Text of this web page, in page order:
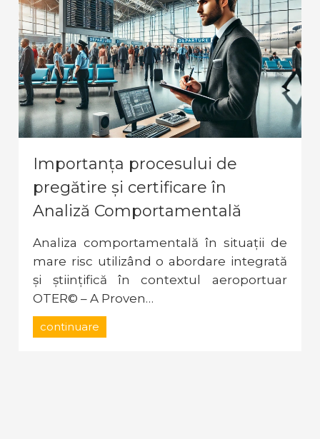
Importanța procesului de
pregătire și certificare în
Analiză Comportamentală
Analiza comportamentală în situații de
mare risc utilizând o abordare integrată
și științifică în contextul aeroportuar
OTER© – A Proven…
continuare